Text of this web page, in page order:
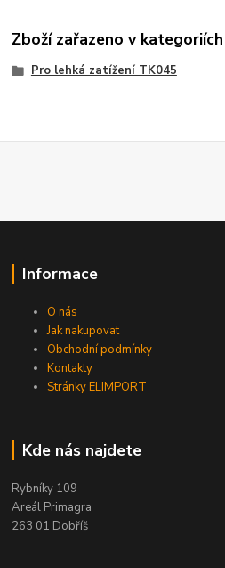
Zboží zařazeno v kategoriích
Pro lehká zatížení TK045
Informace
O nás
Jak nakupovat
Obchodní podmínky
Kontakty
Stránky ELIMPORT
Kde nás najdete
Rybníky 109
Areál Primagra
263 01 Dobříš